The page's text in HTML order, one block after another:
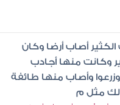
أصاب أرضا وكان
وكانت منها أجادب
وأصاب منها طائفة
مثل م